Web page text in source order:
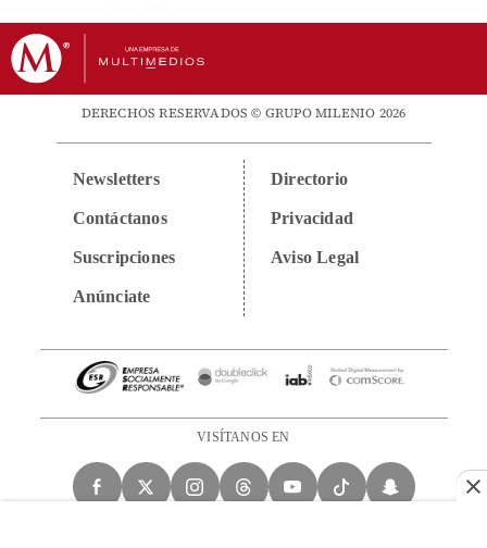
DERECHOS RESERVADOS © GRUPO MILENIO 2026
Newsletters
Contáctanos
Suscripciones
Anúnciate
Directorio
Privacidad
Aviso Legal
VISÍTANOS EN